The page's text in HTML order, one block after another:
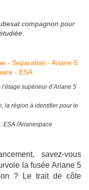
compagnon pour
supérieur d’Ariane 5
la région à identifier pour le
ESA /Arianespace
savez-vous
la fusée Ariane 5
? Le trait de côte